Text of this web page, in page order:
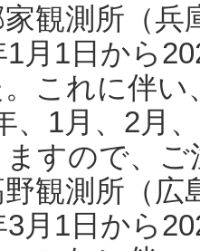
観測所（
1月1日から
これに伴い
、1月、2月
すので、
観測所（
3月1日から